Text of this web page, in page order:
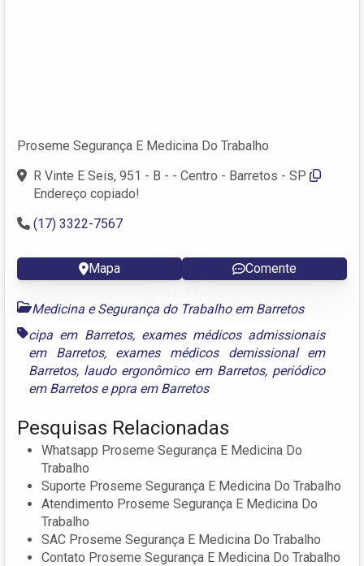
Proseme Segurança E Medicina Do Trabalho
R Vinte E Seis, 951 - B - - Centro - Barretos - SP
Endereço copiado!
(17) 3322-7567
Mapa Comente
Medicina e Segurança do Trabalho em Barretos
cipa em Barretos, exames médicos admissionais
em Barretos, exames médicos demissional em
Barretos, laudo ergonômico em Barretos, periódico
em Barretoseppra em Barretos
Pesquisas Relacionadas
Whatsapp Proseme Segurança E Medicina Do
Trabalho
Suporte Proseme Segurança E Medicina Do Trabalho
Atendimento Proseme Segurança E Medicina Do
Trabalho
SAC Proseme Segurança E Medicina Do Trabalho
Contato Proseme Segurança E Medicina Do Trabalho